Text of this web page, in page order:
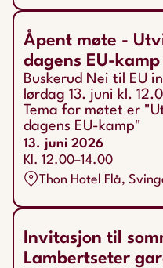
Åpent møte -
dagens EU-kamp
Buskerud Nei til EU
lørdag 13. juni kl.
Tema for møtet er
dagens EU-kamp"
13. juni 2026
Kl. 12.00–14.00
Thon Hotel Flå,
Invitasjon til
Lambertseter